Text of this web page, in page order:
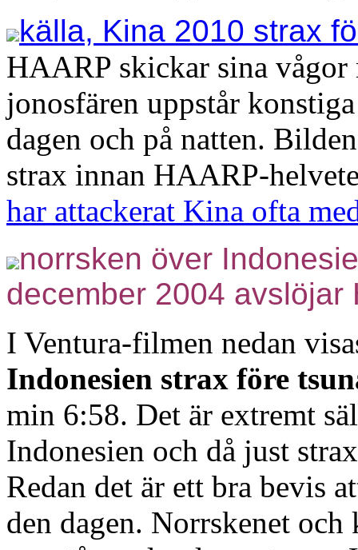
källa, Kina 2010 strax
HAARP skickar sina
jonosfären uppstår
dagen och på natten.
strax innan HAARP-
har attackerat Kina ofta
norrsken över
december 2004 avslöjar
I Ventura-filmen nedan
Indonesien strax före
min 6:58. Det är extremt
Indonesien och då just
Redan det är ett bra bevis
den dagen. Norrskenet